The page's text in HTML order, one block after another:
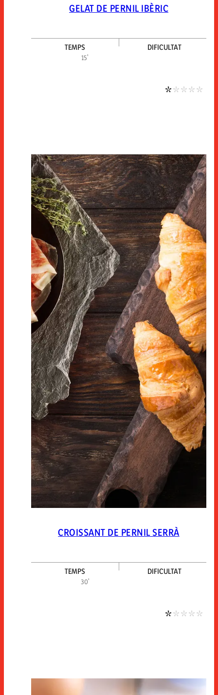
GELAT DE PERNIL IBÈRIC
TEMPS
15'
DIFICULTAT
CROISSANT DE PERNIL SERRÀ
TEMPS
30'
DIFICULTAT